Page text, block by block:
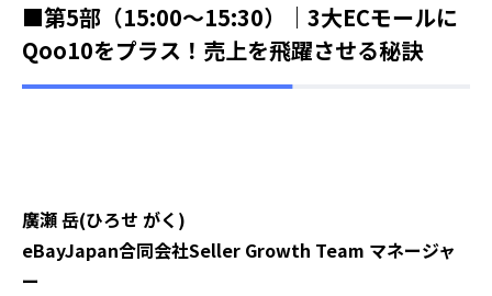
■第5部（15:00～15:30）｜ 3大ECモールに
Qoo10をプラス！売上を飛躍させる秘訣
廣瀬 岳(ひろせ がく)
eBayJapan合同会社Seller Growth Team マネージャ
ー